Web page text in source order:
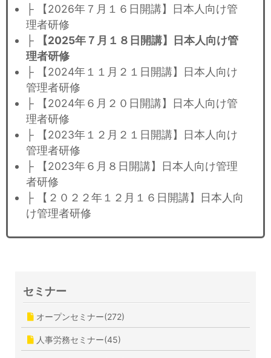
├ 【2026年７月１６日開講】日本人向け管
理者研修
├
【2025年７月１８日開講】日本人向け管
理者研修
├ 【2024年１１月２１日開講】日本人向け
管理者研修
├ 【2024年６月２０日開講】日本人向け管
理者研修
├ 【2023年１２月２１日開講】日本人向け
管理者研修
├ 【2023年６月８日開講】日本人向け管理
者研修
├ 【２０２２年１２月１６日開講】日本人向
け管理者研修
セミナー
オープンセミナー(272)
人事労務セミナー(45)